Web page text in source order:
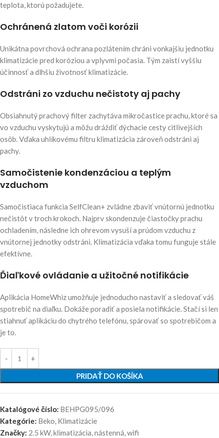
teplota, ktorú požadujete.
Ochránená zlatom voči korózii
Unikátna povrchová ochrana pozlátením chráni vonkajšiu jednotku
klimatizácie pred koróziou a vplyvmi počasia. Tým zaistí vyššiu
účinnosť a dlhšiu životnosť klimatizácie.
Odstráni zo vzduchu nečistoty aj pachy
Obsiahnutý prachový filter zachytáva mikročastice prachu, ktoré sa
vo vzduchu vyskytujú a môžu dráždiť dýchacie cesty citlivejších
osôb. Vďaka uhlíkovému filtru klimatizácia zároveň odstráni aj
pachy.
Samočistenie kondenzáciou a teplým
vzduchom
Samočistiaca funkcia SelfClean+ zvládne zbaviť vnútornú jednotku
nečistôt v troch krokoch. Najprv skondenzuje čiastočky prachu
ochladením, následne ich ohrevom vysuší a prúdom vzduchu z
vnútornej jednotky odstráni. Klimatizácia vďaka tomu funguje stále
efektívne.
Ďiaľkové ovládanie a užitočné notifikácie
Aplikácia HomeWhiz umožňuje jednoducho nastaviť a sledovať váš
spotrebič na diaľku. Dokáže poradiť a posiela notifikácie. Stačí si len
stiahnuť aplikáciu do chytrého telefónu, spárovať so spotrebičom a
je to.
PRIDAŤ DO KOŠÍKA
Katalógové číslo: BEHPG095/096
Kategórie: Beko, Klimatizácie
Značky: 2.5 kW,klimatizácia,nástenná,wifi